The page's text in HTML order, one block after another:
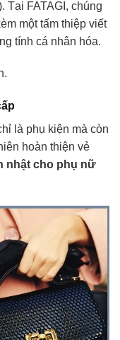
Tại FATAGI, chúng
một tấm thiệp viết
tính cá nhân hóa.
là phụ kiện mà còn
hoàn thiện vẻ
nhật cho phụ nữ